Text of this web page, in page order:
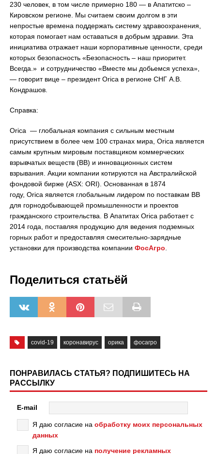
230 человек, в том числе примерно 180 — в Апатитско –
Кировском регионе. Мы считаем своим долгом в эти
непростые времена поддержать систему здравоохранения,
которая помогает нам оставаться в добрым здравии. Эта
инициатива отражает наши корпоративные ценности, среди
которых безопасность «Безопасность – наш приоритет.
Всегда.» и сотрудничество «Вместе мы добьемся успеха»,
— говорит вице – президент Orica в регионе СНГ А.В.
Кондрашов.
Справка:
Orica — глобальная компания с сильным местным
присутствием в более чем 100 странах мира, Orica является
самым крупным мировым поставщиком коммерческих
взрывчатых веществ (ВВ) и инновационных систем
взрывания. Акции компании котируются на Австралийской
фондовой бирже (ASX: ORI). Основанная в 1874
году, Orica является глобальным лидером по поставкам ВВ
для горнодобывающей промышленности и проектов
гражданского строительства. В Апатитах Orica работает с
2014 года, поставляя продукцию для ведения подземных
горных работ и предоставляя смесительно-зарядные
установки для производства компании ФосАгро
Поделиться статьёй
covid-19 коронавирус орика фосагро
ПОНРАВИЛАСЬ СТАТЬЯ? ПОДПИШИТЕСЬ НА
РАССЫЛКУ
E-mail
Я даю согласие на обработку моих персональных
данных
Я даю согласие на получение рекламных